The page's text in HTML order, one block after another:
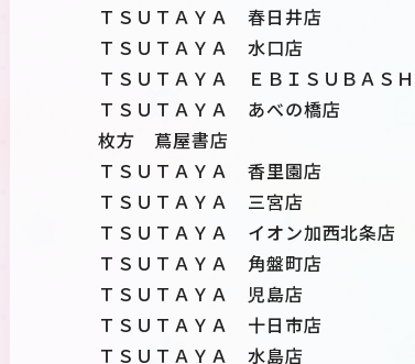
ＴＳＵＴＡＹＡ 春日井店
ＴＳＵＴＡＹＡ 水口店
ＴＳＵＴＡＹＡ ＥＢＩＳＵＢＡＳＨ
ＴＳＵＴＡＹＡ あべの橋店
枚方 蔦屋書店
ＴＳＵＴＡＹＡ 香里園店
ＴＳＵＴＡＹＡ 三宮店
ＴＳＵＴＡＹＡ イオン加西北条店
ＴＳＵＴＡＹＡ 角盤町店
ＴＳＵＴＡＹＡ 児島店
ＴＳＵＴＡＹＡ 十日市店
ＴＳＵＴＡＹＡ 水島店